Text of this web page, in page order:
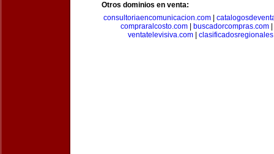
Otros dominios en venta:
consultoriaencomunicacion.com
compraralcosto.com| buscadorcompras.com|
ventatelevisiva.com